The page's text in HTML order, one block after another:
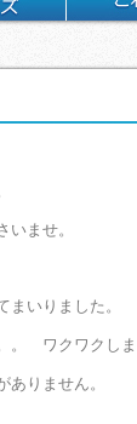
いませ。
いりました。
。 ワクワクし
ありません。